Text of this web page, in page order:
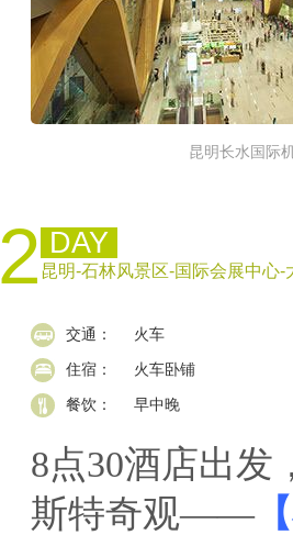
昆明长水国际
2 DAY
昆明-石林风景区-国际会展中心-
交通： 火车
住宿： 火车卧铺
餐饮： 早中晚
8点30酒店出发
斯特奇观——